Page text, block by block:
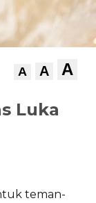
A A A
Luka
teman-